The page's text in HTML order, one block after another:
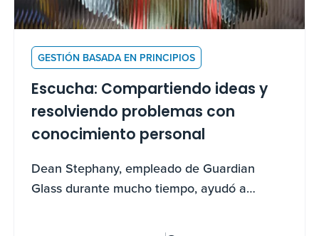
GESTIÓN BASADA EN PRINCIPIOS
Escucha: Compartiendo ideas y
resolviendo problemas con
conocimiento personal
Dean Stephany, empleado de Guardian
Glass durante mucho tiempo, ayudó a